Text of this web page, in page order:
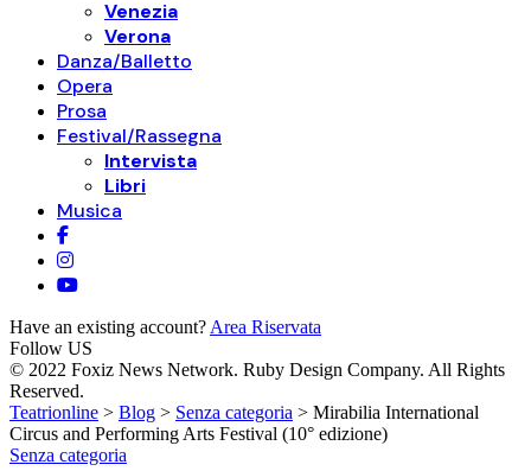
Venezia
Verona
Danza/Balletto
Opera
Prosa
Festival/Rassegna
Intervista
Libri
Musica
Have an existing account? Area Riservata
Follow US
© 2022 Foxiz News Network. Ruby Design Company. All Rights
Reserved.
Teatrionline > Blog > Senza categoria > Mirabilia International
Circus and Performing Arts Festival (10° edizione)
Senza categoria